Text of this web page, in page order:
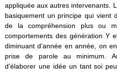
appliquée aux autres intervenants.
basiquement un principe qui vient
de la compréhension plus ou
comportements des génération Y
diminuant d’année en année, on
prise de parole au minimum.
d’élaborer une idée un tant soi